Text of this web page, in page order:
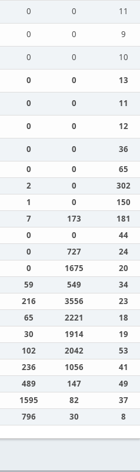
0 0
11
0 0
9
0 0
10
0 0
13
0 0
11
0 0
12
0 0
36
0 0
65
2 0
302
1 0
150
7 173
181
0 0
44
0 727
24
0 1675
20
59 549
34
216 3556
23
65 2221
18
30 1914
19
102 2042
53
236 1056
41
489 147
49
1595 82
37
796 30 8